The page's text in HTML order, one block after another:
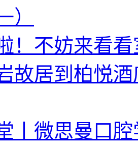
）
！不妨来看
故居到柏悦
丨微思曼口